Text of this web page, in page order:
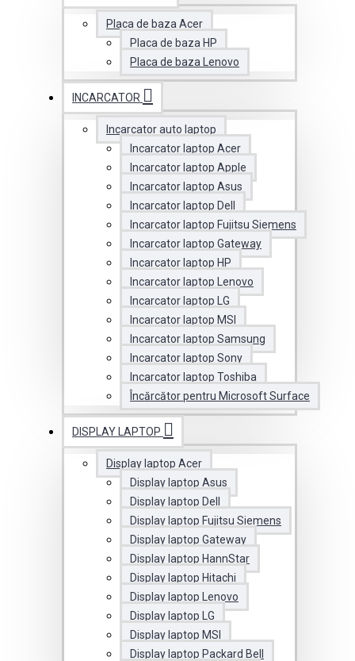
Placa de baza Acer
Placa de baza HP
Placa de baza Lenovo
INCARCATOR
Incarcator auto laptop
Incarcator laptop Acer
Incarcator laptop Apple
Incarcator laptop Asus
Incarcator laptop Dell
Incarcator laptop Fujitsu Siemens
Incarcator laptop Gateway
Incarcator laptop HP
Incarcator laptop Lenovo
Incarcator laptop LG
Incarcator laptop MSI
Incarcator laptop Samsung
Incarcator laptop Sony
Incarcator laptop Toshiba
Încărcător pentru Microsoft Surface
DISPLAY LAPTOP
Display laptop Acer
Display laptop Asus
Display laptop Dell
Display laptop Fujitsu Siemens
Display laptop Gateway
Display laptop HannStar
Display laptop Hitachi
Display laptop Lenovo
Display laptop LG
Display laptop MSI
Display laptop Packard Bell